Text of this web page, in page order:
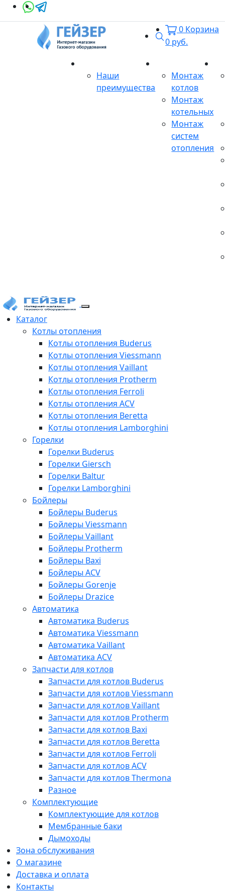
Поиск
0 Корзина
0 руб.
Наши
преимущества
Монтаж
котлов
Монтаж
котельных
Монтаж
систем
отопления
Каталог
Котлы отопления
Котлы отопления Buderus
Котлы отопления Viessmann
Котлы отопления Vaillant
Котлы отопления Protherm
Котлы отопления Ferroli
Котлы отопления ACV
Котлы отопления Beretta
Котлы отопления Lamborghini
Горелки
Горелки Buderus
Горелки Giersch
Горелки Baltur
Горелки Lamborghini
Бойлеры
Бойлеры Buderus
Бойлеры Viessmann
Бойлеры Vaillant
Бойлеры Protherm
Бойлеры Baxi
Бойлеры ACV
Бойлеры Gorenje
Бойлеры Drazice
Автоматика
Автоматика Buderus
Автоматика Viessmann
Автоматика Vaillant
Автоматика ACV
Запчасти для котлов
Запчасти для котлов Buderus
Запчасти для котлов Viessmann
Запчасти для котлов Vaillant
Запчасти для котлов Protherm
Запчасти для котлов Baxi
Запчасти для котлов Beretta
Запчасти для котлов Ferroli
Запчасти для котлов ACV
Запчасти для котлов Thermona
Разное
Комплектующие
Комплектующие для котлов
Мембранные баки
Дымоходы
Зона обслуживания
О магазине
Доставка и оплата
Контакты